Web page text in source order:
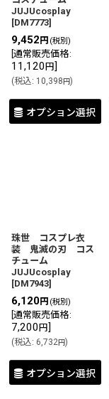
JUJUcosplay
[DM7773]
9,452 円 (税別)
通常販売価格:
11,120 円]
(税込: 10,398円)
オプション選択
珠世 コスプレ衣
装 鬼滅の刃 コス
チューム
JUJUcosplay
[DM7943]
6,120円 (税別)
通常販売価格:
7,200 円]
(税込: 6,732円)
オプション選択